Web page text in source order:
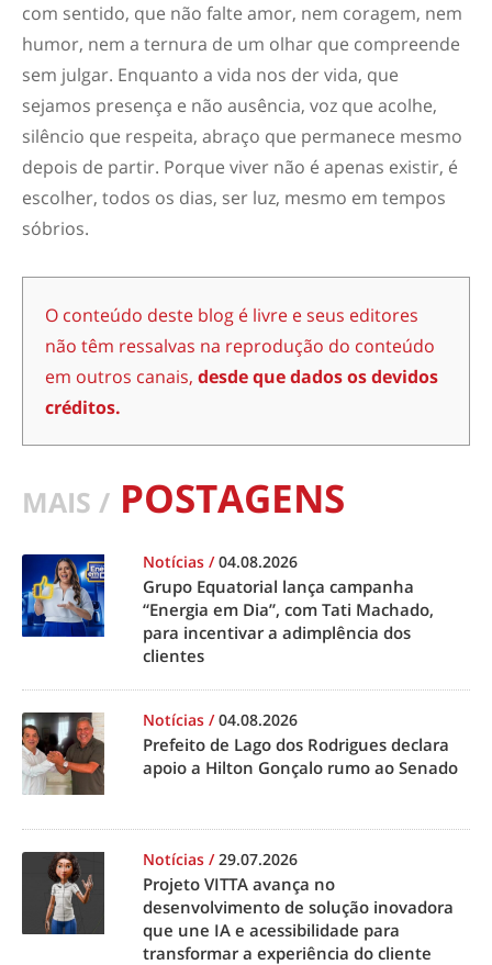
com sentido, que não falte amor, nem coragem, nem
humor, nem a ternura de um olhar que compreende
sem julgar. Enquanto a vida nos der vida, que
sejamos presença e não ausência, voz que acolhe,
silêncio que respeita, abraço que permanece mesmo
depois de partir. Porque viver não é apenas existir, é
escolher, todos os dias, ser luz, mesmo em tempos
sóbrios.
O conteúdo deste blog é livre e seus editores
não têm ressalvas na reprodução do conteúdo
em outros canais, desde que dados os devidos
créditos.
MAIS / POSTAGENS
Notícias /04.08.2026
Grupo Equatorial lança campanha
“Energia em Dia”, com Tati Machado,
para incentivar a adimplência dos
clientes
Notícias /04.08.2026
Prefeito de Lago dos Rodrigues declara
apoio a Hilton Gonçalo rumo ao Senado
Notícias /29.07.2026
Projeto VITTA avança no
desenvolvimento de solução inovadora
que une IA e acessibilidade para
transformar a experiência do cliente